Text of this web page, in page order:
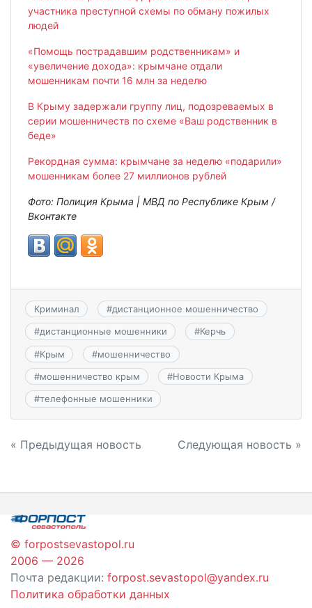
участника преступной схемы по обману пожилых
людей
«Помощь пострадавшим родственникам» и
«увеличение дохода»: крымчане отдали
мошенникам почти 16 млн за неделю
В Крыму задержали группу лиц, подозреваемых в
серии мошенничеств по схеме «Ваш родственник в
беде»
Рекордная сумма: крымчане за неделю «подарили»
мошенникам более 27 миллионов рублей
Фото: Полиция Крыма | МВД по Республике Крым /
Вконтакте
Криминал #дистанционное мошенничество
#дистанционные мошенники #Керчь
#Крым #мошенничество
#мошенничество крым #Новости Крыма
#телефонные мошенники
Навигация
записям
« Предыдущая новость Следующая новость »
© forpostsevastopol.ru
2006 — 2026
Почта редакции: forpost.sevastopol@yandex.ru
Политика обработки данных